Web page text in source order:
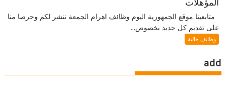
المؤهلات
متابعينا موقع الجمهورية اليوم وظائف اهرام الجمعة ننشر لكم وحرصا منا
على تقديم كل جديد بخصوص...
وظائف خالية
add